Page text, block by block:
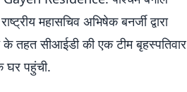
महासचिव अभिषेक बनर्जी द्वारा
तहत सीआईडी की एक टीम बृहस्पतिवार
घर पहुंची.